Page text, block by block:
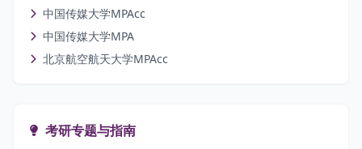
中国传媒大学MPAcc
中国传媒大学MPA
北京航空航天大学MPAcc
考研专题与指南